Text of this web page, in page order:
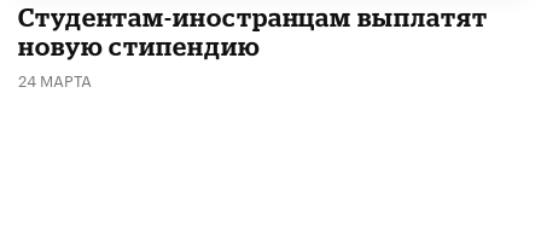
Студентам-иностранцам выплатят
новую стипендию
24 МАРТА